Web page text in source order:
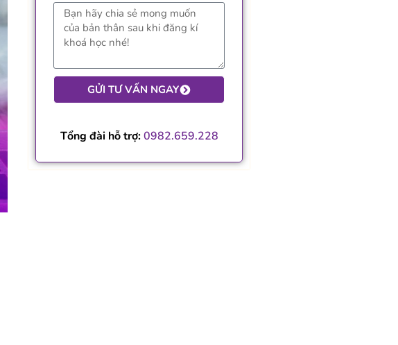
GỬI TƯ VẤN NGAY
Tổng đài hỗ trợ:0982.659.228